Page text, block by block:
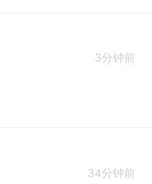
3分钟前
34分钟前